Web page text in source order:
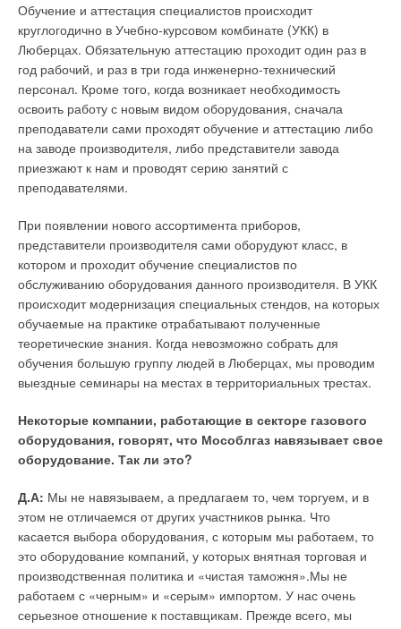
Обучение и аттестация специалистов происходит
круглогодично в Учебно-курсовом комбинате (УКК) в
Люберцах. Обязательную аттестацию проходит один раз в
год рабочий, и раз в три года инженерно-технический
персонал. Кроме того, когда возникает необходимость
освоить работу с новым видом оборудования, сначала
преподаватели сами проходят обучение и аттестацию либо
на заводе производителя, либо представители завода
приезжают к нам и проводят серию занятий с
преподавателями.
При появлении нового ассортимента приборов,
представители производителя сами оборудуют класс, в
котором и проходит обучение специалистов по
обслуживанию оборудования данного производителя. В УКК
происходит модернизация специальных стендов, на которых
обучаемые на практике отрабатывают полученные
теоретические знания. Когда невозможно собрать для
обучения большую группу людей в Люберцах, мы проводим
выездные семинары на местах в территориальных трестах.
Некоторые компании, работающие в секторе газового
оборудования, говорят, что Мособлгаз навязывает свое
оборудование. Так ли это?
Д.А: Мы не навязываем, а предлагаем то, чем торгуем, и в
этом не отличаемся от других участников рынка. Что
касается выбора оборудования, с которым мы работаем, то
это оборудование компаний, у которых внятная торговая и
производственная политика и «чистая таможня».Мы не
работаем с «черным» и «серым» импортом. У нас очень
серьезное отношение к поставщикам. Прежде всего, мы
Уведомления отключены
Комментарии
В этой теме еще нет комментариев
Добавить комментарий
Ваше имя *
Ваш E-mail *